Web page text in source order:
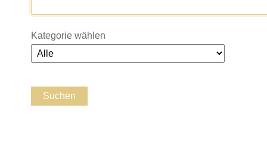
Kategorie wählen